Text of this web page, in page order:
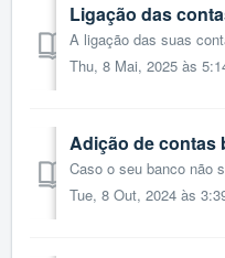
Ligação das
Thu, 8 Mai, 2025 às
Adição de contas
Tue, 8 Out, 2024 às